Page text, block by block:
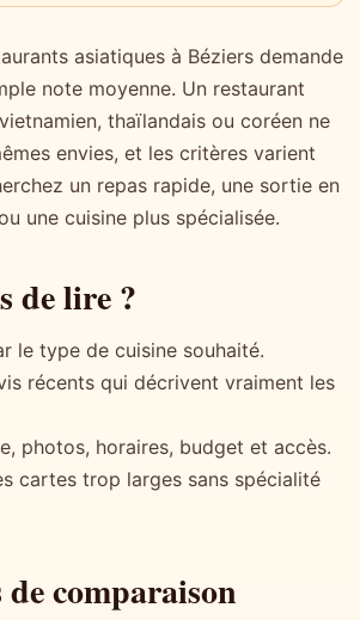
asiatiques à Béziers demande
note moyenne. Un restaurant
thaïlandais ou coréen ne
envies, et les critères varient
un repas rapide, une sortie en
une cuisine plus spécialisée.
de lire ?
le type de cuisine souhaité.
récents qui décrivent vraiment les
photos, horaires, budget et accès.
cartes trop larges sans spécialité
comparaison